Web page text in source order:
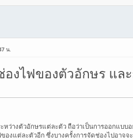
น.
งไฟของตัวอักษร และ
หว่างตัวอักษรแต่ละตัว ถือว่าเป็นการออกแบ
องแต่ละตัวอีก ซึ่งบางครั้งการจัดช่องไปอาจ